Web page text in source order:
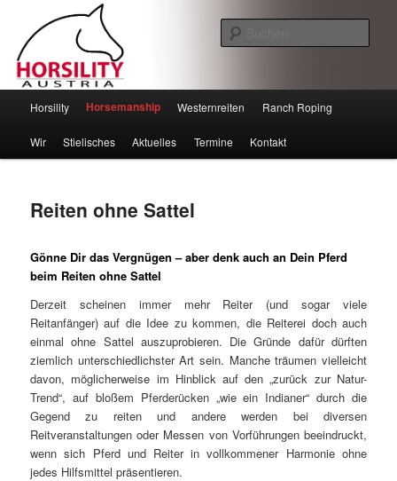
Horsility – Horsemanship
Zum
Inhalt
Zum
sekundären
wechseln
Horsility Horsemanship Westernreiten Ranch Roping
Wir Stielisches Aktuelles Termine Kontakt
Reiten ohne Sattel
Gönne Dir das Vergnügen – aber denk auch an Dein Pferd
beim Reiten ohne Sattel
Derzeit scheinen immer mehr Reiter (und sogar viele
Reitanfänger) auf die Idee zu kommen, die Reiterei doch auch
einmal ohne Sattel auszuprobieren. Die Gründe dafür dürften
ziemlich unterschiedlichster Art sein. Manche träumen vielleicht
davon, möglicherweise im Hinblick auf den „zurück zur Natur-
Trend“, auf bloßem Pferderücken „wie ein Indianer“ durch die
Gegend zu reiten und andere werden bei diversen
Reitveranstaltungen oder Messen von Vorführungen beeindruckt,
wenn sich Pferd und Reiter in vollkommener Harmonie ohne
jedes Hilfsmittel präsentieren.